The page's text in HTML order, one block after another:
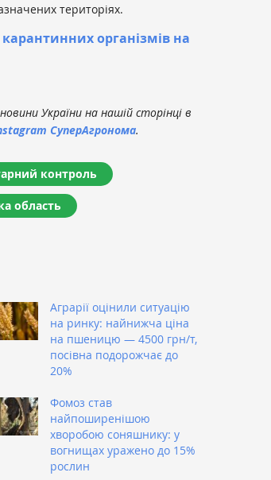
територіях.
організмів на
України на нашій сторінці в
СуперАгронома.
контроль
область
Аграрії оцінили ситуацію
на ринку: найнижча ціна
на пшеницю — 4500 грн/т,
посівна подорожчає до
20%
Фомоз став
найпоширенішою
хворобою соняшнику: у
вогнищах уражено до 15%
рослин